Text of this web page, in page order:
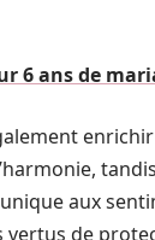
6 ans de
aux
de